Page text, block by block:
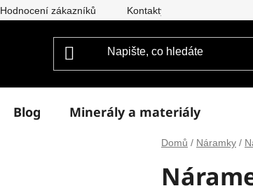
Hodnocení zákazníků Kontakty
Blog Minerály a materiály
Domů / Náramky /